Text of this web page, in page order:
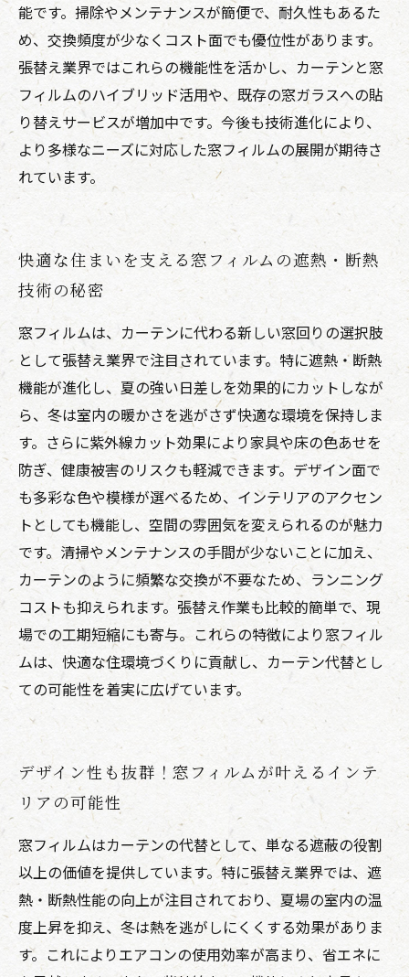
能です。掃除やメンテナンスが簡便で、耐久性もあるた
め、交換頻度が少なくコスト面でも優位性があります。
張替え業界ではこれらの機能性を活かし、カーテンと窓
フィルムのハイブリッド活用や、既存の窓ガラスへの貼
り替えサービスが増加中です。今後も技術進化により、
より多様なニーズに対応した窓フィルムの展開が期待さ
れています。
快適な住まいを支える窓フィルムの遮熱・断熱
技術の秘密
窓フィルムは、カーテンに代わる新しい窓回りの選択肢
として張替え業界で注目されています。特に遮熱・断熱
機能が進化し、夏の強い日差しを効果的にカットしなが
ら、冬は室内の暖かさを逃がさず快適な環境を保持しま
す。さらに紫外線カット効果により家具や床の色あせを
防ぎ、健康被害のリスクも軽減できます。デザイン面で
も多彩な色や模様が選べるため、インテリアのアクセン
トとしても機能し、空間の雰囲気を変えられるのが魅力
です。清掃やメンテナンスの手間が少ないことに加え、
カーテンのように頻繁な交換が不要なため、ランニング
コストも抑えられます。張替え作業も比較的簡単で、現
場での工期短縮にも寄与。これらの特徴により窓フィル
ムは、快適な住環境づくりに貢献し、カーテン代替とし
ての可能性を着実に広げています。
デザイン性も抜群！窓フィルムが叶えるインテ
リアの可能性
窓フィルムはカーテンの代替として、単なる遮蔽の役割
以上の価値を提供しています。特に張替え業界では、遮
熱・断熱性能の向上が注目されており、夏場の室内の温
度上昇を抑え、冬は熱を逃がしにくくする効果がありま
す。これによりエアコンの使用効率が高まり、省エネに